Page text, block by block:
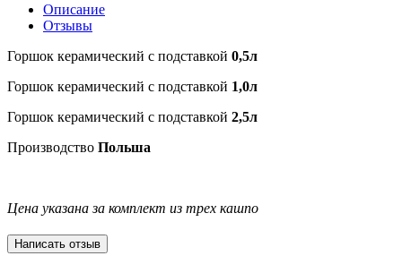
Описание
Отзывы
Горшок керамический с подставкой 0,5л
Горшок керамический с подставкой 1,0л
Горшок керамический с подставкой 2,5л
Производство Польша
Цена указана за комплект из трех кашпо